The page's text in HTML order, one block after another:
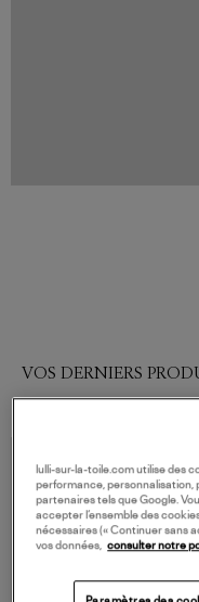
VOS DERNIERS
lulli-sur-la-toile.com utilise des
performance, personnalisation,
partenaires tels que Google.
accepter l’ensemble des
nécessaires (« Continuer sans
vos données, consulter notre